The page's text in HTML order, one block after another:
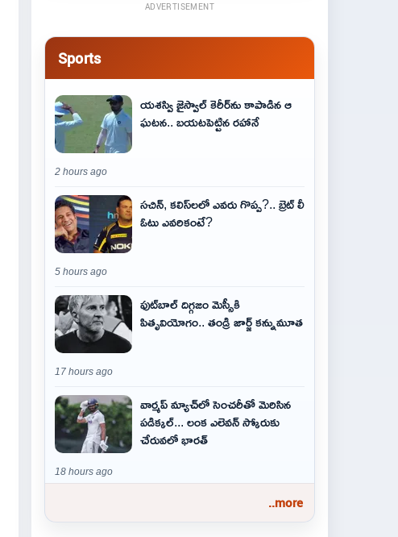
ADVERTISEMENT
Sports
యశస్వి జైస్వాల్ కెరీర్‌ను కాపాడిన ఆ
ఘటన.. బయటపెట్టిన రహానే
2 hours ago
సచిన్, కలిస్‌లలో ఎవరు గొప్ప?.. బ్రెట్ లీ
ఓటు ఎవరికంటే?
5 hours ago
ఫుట్‌బాల్ దిగ్గజం మెస్సీకి
పితృవియోగం.. తండ్రి జార్జ్ కన్నుమూత
17 hours ago
వార్మప్ మ్యాచ్‌లో సెంచరీతో మెరిసిన
పడిక్కల్... లంక ఎలెవన్ స్కోరుకు
చేరువలో భారత్
18 hours ago
..more